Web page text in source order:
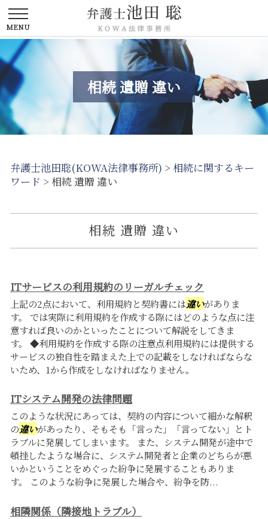
相続 遺贈 違い
弁護士池田聡(KOWA法律事務所) > 相続に関するキー
ワード > 相続 遺贈 違い
相続 遺贈 違い
ITサービスの利用規約のリーガルチェック
上記の2点において、利用規約と契約書には違いがありま
す。 では実際に利用規約を作成する際にはどのような点に注
意すれば良いのかといったことについて解説をしてきま
す。 ◆利用規約を作成する際の注意点利用規約には提供する
サービスの独自性を踏まえた上での記載をしなければならな
いため、1から作成をしなければなりません。
ITシステム開発の法律問題
このような状況にあっては、契約の内容について細かな解釈
の違いがあったり、そもそも「言った」「言ってない」とト
ラブルに発展してしまいます。 また、システム開発が途中で
頓挫したような場合に、システム開発者と企業のどちらが悪
いかということをめぐった紛争に発展することもありま
す。 このような紛争に発展した場合や、紛争を防...
相隣関係（隣接地トラブル）